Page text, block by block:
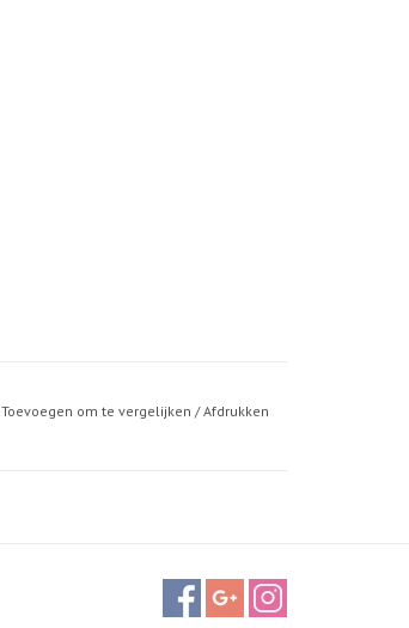
Toevoegen om te vergelijken /Afdrukken